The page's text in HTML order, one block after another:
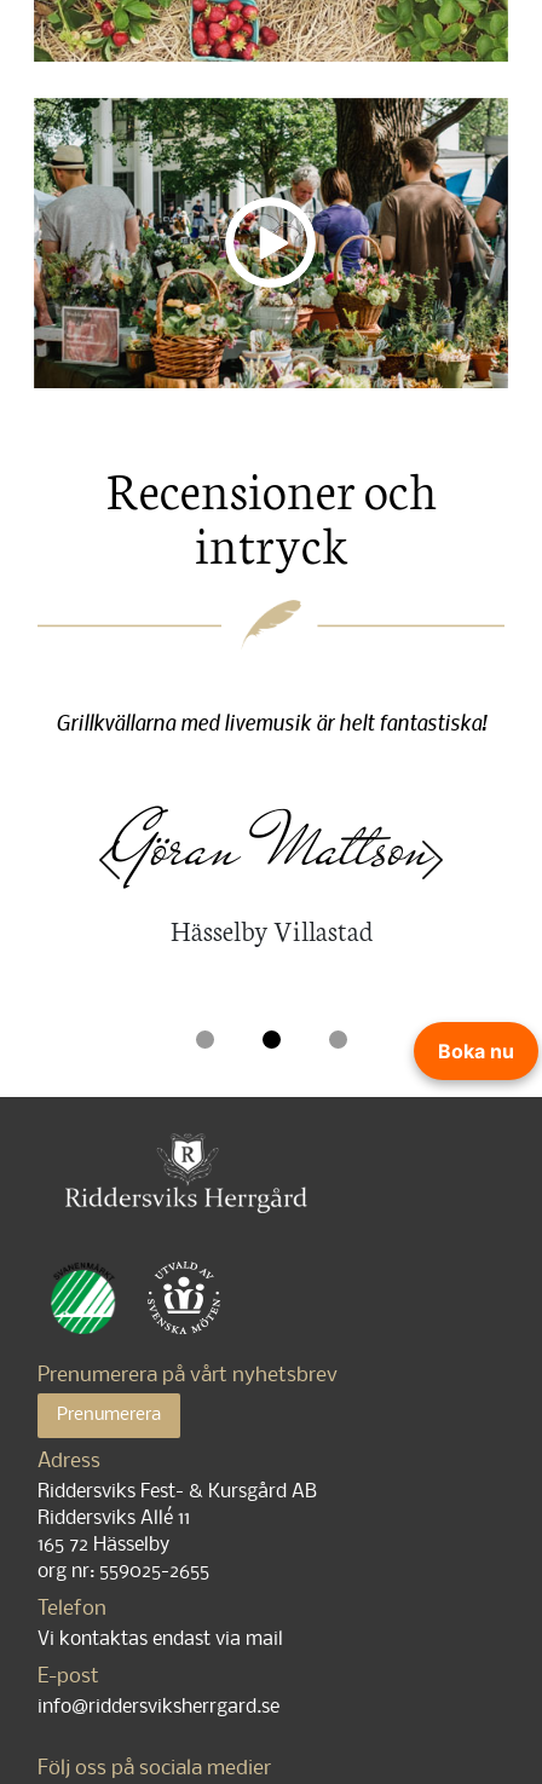
Recensioner och
intryck
Grillkvällarna med livemusik är helt fantastiska!
Göran Mattson
Hässelby Villastad
Previous Next
Prenumerera på vårt nyhetsbrev
Prenumerera
Adress
Riddersviks Fest- & Kursgård AB
Riddersviks Allé 11
165 72 Hässelby
org nr: 559025-2655
Telefon
Vi kontaktas endast via mail
E-post
info@riddersviksherrgard.se
Följ oss på sociala medier
Boka nu